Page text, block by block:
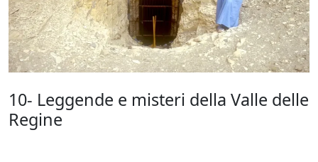
10- Leggende e misteri della Valle delle
Regine